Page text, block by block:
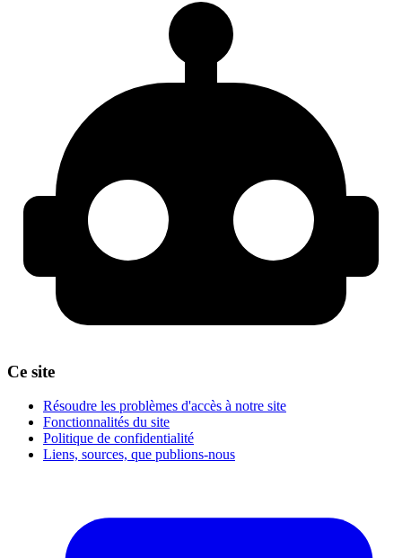
Ce site
Résoudre les problèmes d'accès à notre site
Fonctionnalités du site
Politique de confidentialité
Liens, sources, que publions-nous